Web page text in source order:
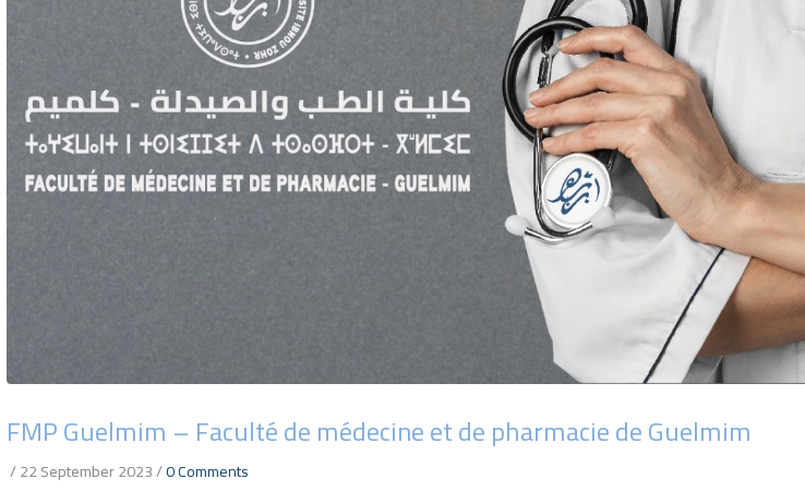
FMP Guelmim – Faculté de médecine et de pharmacie de Guelmim
/22 September 2023/0 Comments